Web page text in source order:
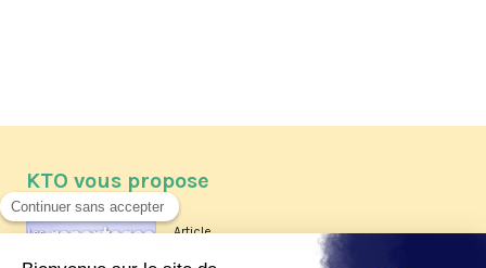
KTO vous propose
Article
Les reportages d'été 2026 de KTO